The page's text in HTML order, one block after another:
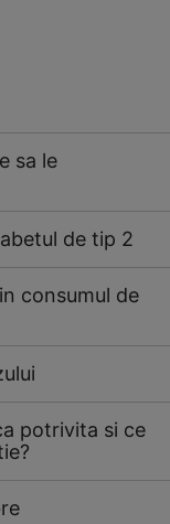
sa le
de tip 2
consumul de
potrivita si ce